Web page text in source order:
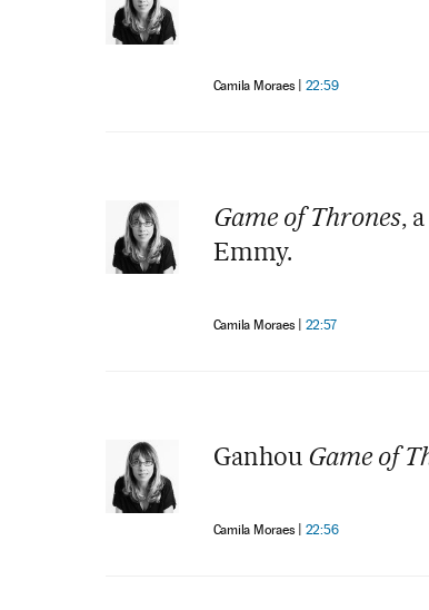
Camila Moraes 22:59
Game of Thrones,
Emmy.
Camila Moraes 22:57
Ganhou Game of
Camila Moraes 22:56